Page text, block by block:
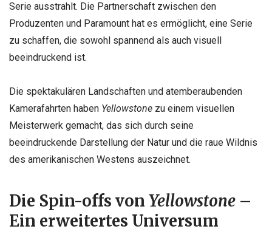
Serie ausstrahlt. Die Partnerschaft zwischen den
Produzenten und Paramount hat es ermöglicht, eine Serie
zu schaffen, die sowohl spannend als auch visuell
beeindruckend ist.
Die spektakulären Landschaften und atemberaubenden
Kamerafahrten haben Yellowstone zu einem visuellen
Meisterwerk gemacht, das sich durch seine
beeindruckende Darstellung der Natur und die raue Wildnis
des amerikanischen Westens auszeichnet.
Die Spin-offs von Yellowstone –
Ein erweitertes Universum